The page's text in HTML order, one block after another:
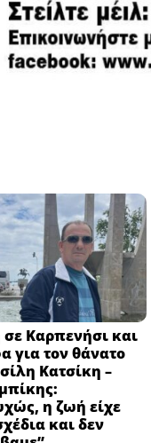
Καρπενήσι και
για τον θάνατο
Κατσίκη –
η ζωή είχε
και δεν